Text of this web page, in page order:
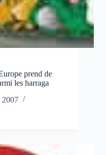
prend de
les harraga
2007